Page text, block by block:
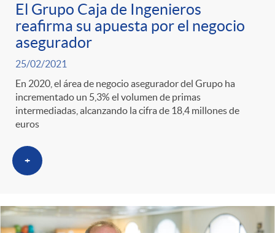
El Grupo Caja de Ingenieros
reafirma su apuesta por el negocio
asegurador
25/02/2021
En 2020, el área de negocio asegurador del Grupo ha
incrementado un 5,3% el volumen de primas
intermediadas, alcanzando la cifra de 18,4 millones de
euros
+